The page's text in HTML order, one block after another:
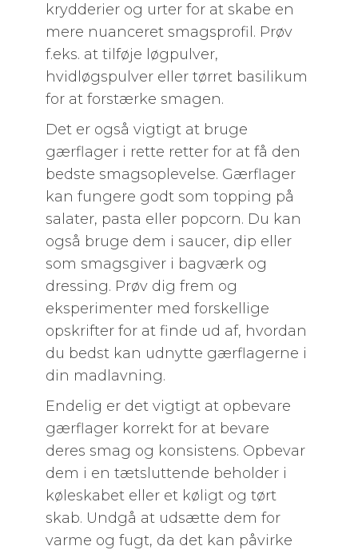
krydderier og urter for at skabe en
mere nuanceret smagsprofil. Prøv
f.eks. at tilføje løgpulver,
hvidløgspulver eller tørret basilikum
for at forstærke smagen.
Det er også vigtigt at bruge
gærflager i rette retter for at få den
bedste smagsoplevelse. Gærflager
kan fungere godt som topping på
salater, pasta eller popcorn. Du kan
også bruge dem i saucer, dip eller
som smagsgiver i bagværk og
dressing. Prøv dig frem og
eksperimenter med forskellige
opskrifter for at finde ud af, hvordan
du bedst kan udnytte gærflagerne i
din madlavning.
Endelig er det vigtigt at opbevare
gærflager korrekt for at bevare
deres smag og konsistens. Opbevar
dem i en tætsluttende beholder i
køleskabet eller et køligt og tørt
skab. Undgå at udsætte dem for
varme og fugt, da det kan påvirke